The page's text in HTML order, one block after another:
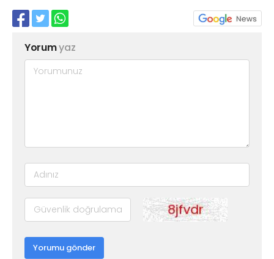
Yorumyaz
Yorumu gönder